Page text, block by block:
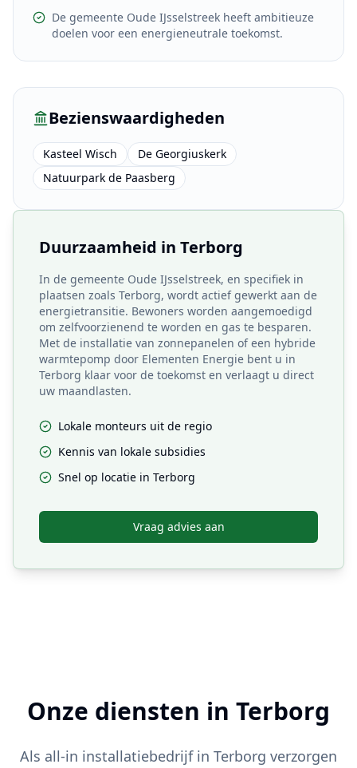
De gemeente Oude IJsselstreek heeft ambitieuze
doelen voor een energieneutrale toekomst.
Bezienswaardigheden
Kasteel Wisch
De Georgiuskerk
Natuurpark de Paasberg
Duurzaamheid in Terborg
In de gemeente Oude IJsselstreek, en specifiek in
plaatsen zoals Terborg, wordt actief gewerkt aan de
energietransitie. Bewoners worden aangemoedigd
om zelfvoorzienend te worden en gas te besparen.
Met de installatie van zonnepanelen of een hybride
warmtepomp door Elementen Energie bent u in
Terborg klaar voor de toekomst en verlaagt u direct
uw maandlasten.
Lokale monteurs uit de regio
Kennis van lokale subsidies
Snel op locatie in Terborg
Vraag advies aan
Onze diensten in Terborg
Als all-in installatiebedrijf in Terborg verzorgen